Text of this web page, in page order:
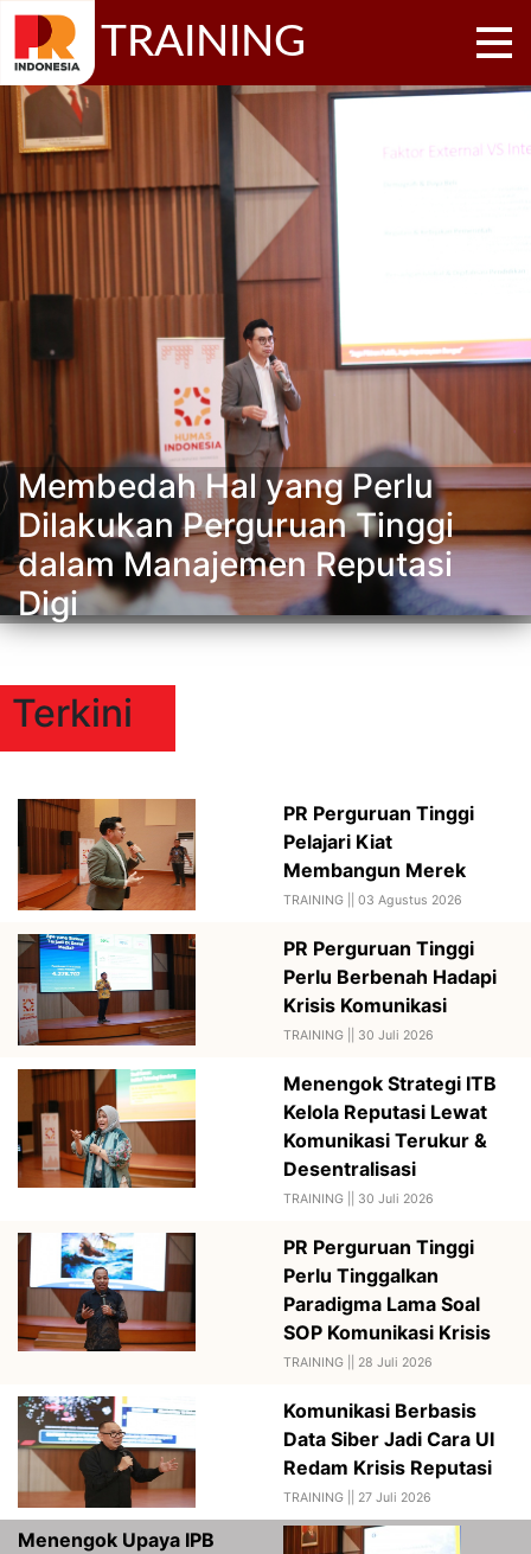
TRAINING
Membedah Hal yang Perlu
Dilakukan Perguruan Tinggi
dalam Manajemen Reputasi
Digi
Terkini
PR Perguruan Tinggi
Pelajari Kiat
Membangun Merek
TRAINING || 03 Agustus 2026
PR Perguruan Tinggi
Perlu Berbenah Hadapi
Krisis Komunikasi
TRAINING || 30 Juli 2026
Menengok Strategi ITB
Kelola Reputasi Lewat
Komunikasi Terukur &
Desentralisasi
TRAINING || 30 Juli 2026
PR Perguruan Tinggi
Perlu Tinggalkan
Paradigma Lama Soal
SOP Komunikasi Krisis
TRAINING || 28 Juli 2026
Komunikasi Berbasis
Data Siber Jadi Cara UI
Redam Krisis Reputasi
TRAINING || 27 Juli 2026
Menengok Upaya IPB